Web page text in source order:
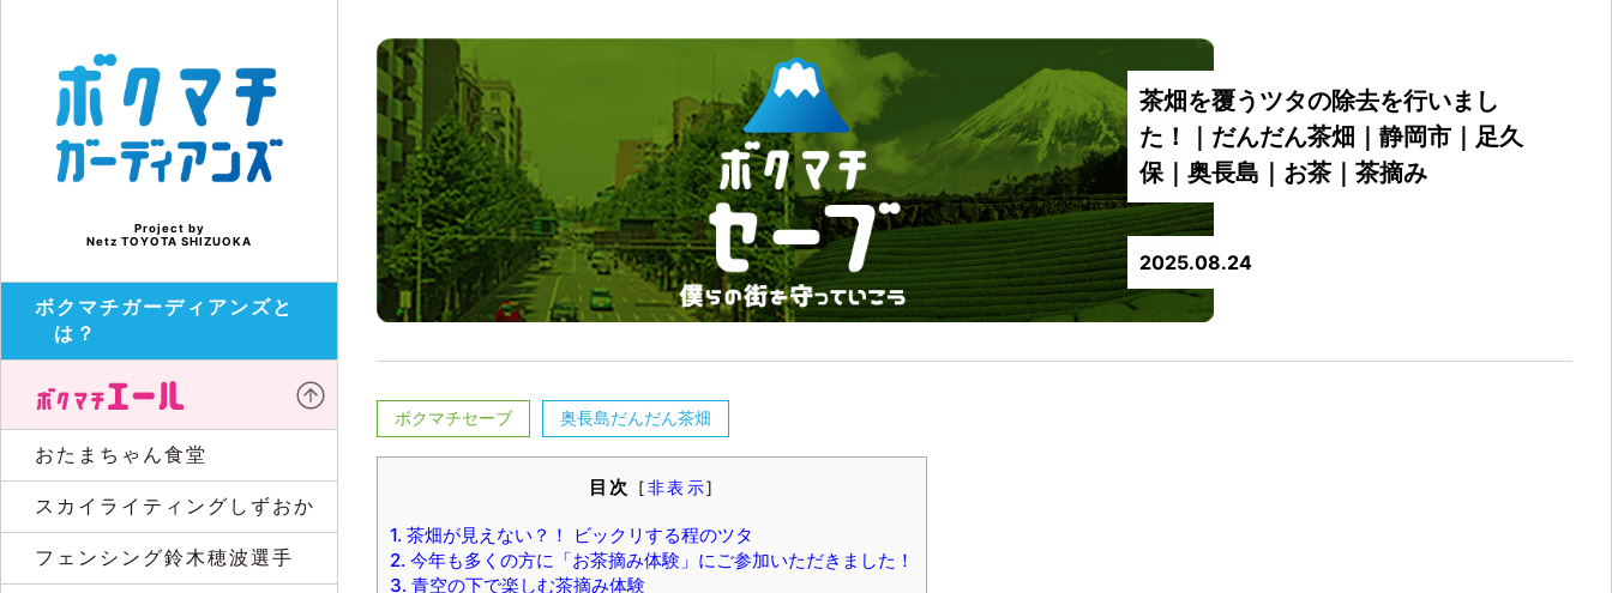
Project by
Netz TOYOTA SHIZUOKA
ボクマチガーディアンズと
は？
おたまちゃん食堂
スカイライティングしずおか
フェンシング鈴木穂波選手
茶畑を覆うツタの除去を行いまし
た！｜だんだん茶畑｜静岡市｜足久
保｜奥長島｜お茶｜茶摘み
2025.08.24
ボクマチセーブ 奥長島だんだん茶畑
目次 [非表示]
1. 茶畑が見えない？！ ビックリする程のツタ
2. 今年も多くの方に「お茶摘み体験」にご参加いただきました！
3. 青空の下で楽しむ茶摘み体験